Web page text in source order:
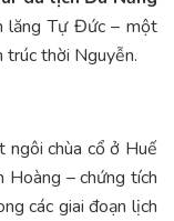
lăng Tự Đức – một
trúc thời Nguyễn.
ngôi chùa cổ ở Huế
Hoàng – chứng tích
các giai đoạn lịch